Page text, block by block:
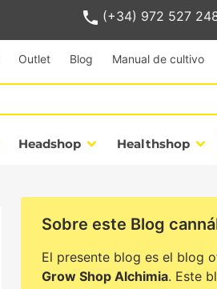
(+34) 972 527
Headshop Healthshop
Outlet Blog Manual de cultivo
Sobre este Blog
El presente blog es el blog
Grow Shop Alchimia. Este